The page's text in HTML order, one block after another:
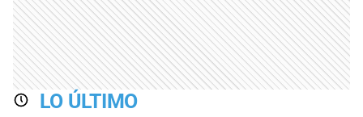
LO ÚLTIMO